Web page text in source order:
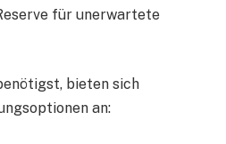
für unerwartete
bieten sich
an: